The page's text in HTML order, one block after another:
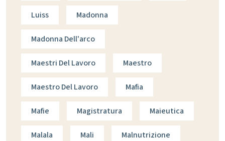
Luiss Madonna
Madonna Dell'arco
Maestri Del Lavoro Maestro
Maestro Del Lavoro Mafia
Mafie Magistratura Maieutica
Malala Mali Malnutrizione